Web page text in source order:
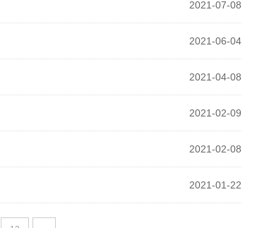
2021-07-08
2021-06-04
2021-04-08
2021-02-09
2021-02-08
2021-01-22